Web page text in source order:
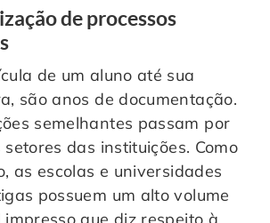
de processos
de um aluno até sua
são anos de documentação.
semelhantes passam por
das instituições. Como
as escolas e universidades
possuem um alto volume
que diz respeito à